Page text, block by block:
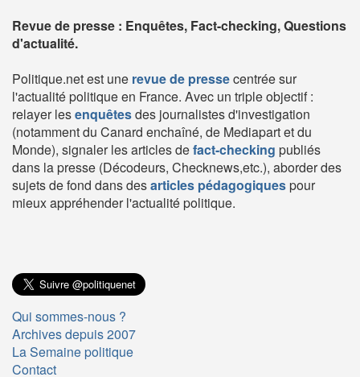
Revue de presse : Enquêtes, Fact-checking, Questions
d'actualité.
Politique.net est une revue de pressecentrée sur
l'actualité politique en France. Avec un triple objectif :
relayer lesenquêtesdes journalistes d'investigation
(notamment du Canard enchaîné, de Mediapart et du
Monde), signaler les articles defact-checking publiés
dans la presse (Décodeurs, Checknews,etc.), aborder des
sujets de fond dans desarticles pédagogiquespour
mieux appréhender l'actualité politique.
Qui sommes-nous ?
Archives depuis 2007
La Semaine politique
Contact